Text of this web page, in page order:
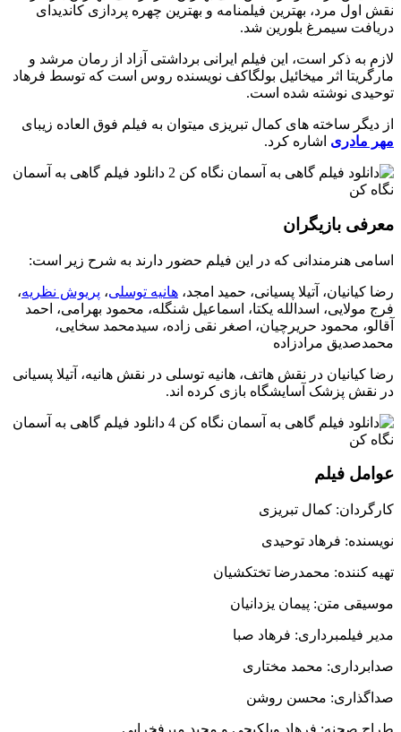
نقش اول مرد، بهترین فیلمنامه و بهترین چهره پردازی کاندیدای
دریافت سیمرغ بلورین شد.
لازم به ذکر است، این فیلم ایرانی برداشتی آزاد از رمان مرشد و
مارگریتا اثر میخائیل بولگاکف نویسنده روس است که توسط فرهاد
توحیدی نوشته شده است.
از دیگر ساخته های کمال تبریزی میتوان به فیلم فوق العاده زیبای
مهر مادری اشاره کرد.
معرفی بازیگران
اسامی هنرمندانی که در این فیلم حضور دارند به شرح زیر است:
رضا کیانیان، آتیلا پسیانی، حمید امجد، هانیه توسلی، پریوش نظریه،
فرج مولایی، اسدالله یکتا، اسماعیل شنگله، محمود بهرامی، احمد
آقالو، محمود حریرچیان، اصغر نقی زاده، سیدمحمد سخایی،
محمدصدیق مرادزاده
رضا کیانیان در نقش هاتف، هانیه توسلی در نقش هانیه، آتیلا پسیانی
در نقش پزشک آسایشگاه بازی کرده اند.
عوامل فیلم
کارگردان: کمال تبریزی
نویسنده: فرهاد توحیدی
تهیه کننده: محمدرضا تختکشیان
موسیقی متن: پیمان یزدانیان
مدیر فیلمبرداری: فرهاد صبا
صدابرداری: محمد مختاری
صداگذاری: محسن روشن
طراح صحنه: فرهاد ویلکیجی و مجید میرفخرایی